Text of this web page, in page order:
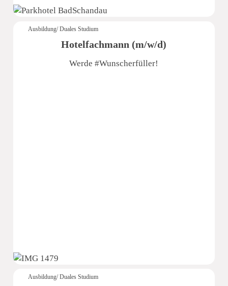
Ausbildung/ Duales Studium
Hotelfachmann (m/w/d)
Werde #Wunscherfüller!
Ausbildung/ Duales Studium